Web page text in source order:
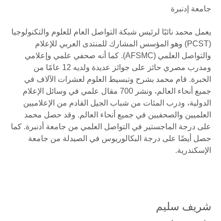
جامعة إدنبرة
يعمل محمد نائبًا لرئيس شبكة التواصل العام للعلوم والتكنولوجيا
(PCST) وهو المؤسس المشارك للمنتدى العربي للإعلام
والتواصل العلمي (AFSMC). كما أنه صحفي علمي وإعلامي
ومدرب مصري حائز على جوائز عديدة ولديه 12 عامًا من
الخبرة. قام محمد بشرح وتبسيط العلوم لعشرات الآلاف في
جميع أنحاء العالم، ونشر 700 مقال علمي في وسائل الإعلام
الدولية، ودرب المئات من شباب الجيل القادم من الإعلاميين
العلميين والصحفيين في جميع أنحاء العالم. وقد حصل محمد
على درجة الماجستير في التواصل العلمي من جامعة أدنبرة. كما
حصل أيضًا على درجة البكالوريوس في الصيدلة من جامعة
الإسكندرية.
شريف سليم